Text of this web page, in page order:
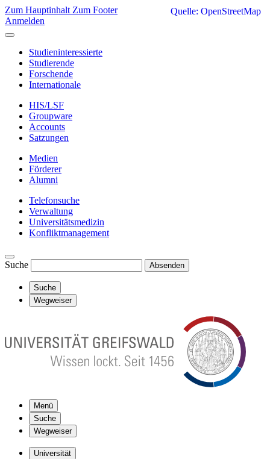
Zum Hauptinhalt Zum Footer
Anmelden
Studieninteressierte
Studierende
Forschende
Internationale
HIS/LSF
Groupware
Accounts
Satzungen
Medien
Förderer
Alumni
Telefonsuche
Verwaltung
Universitätsmedizin
Konfliktmanagement
Suche Absenden
Suche
Wegweiser
Menü
Suche
Wegweiser
Universität
Quelle: OpenStreetMap